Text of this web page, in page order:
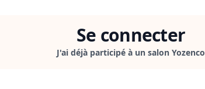
J'ai déjà participé à un salon Yozenco
Se connecter